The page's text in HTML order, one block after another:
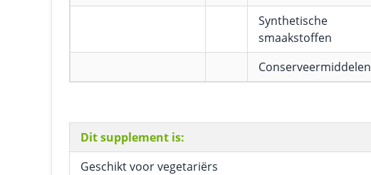
Synthetische
smaakstoffen
Conserveermiddelen
Dit supplement is:
Geschikt voor vegetariërs